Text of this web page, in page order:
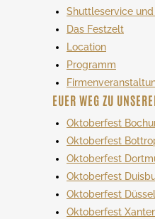
Shuttleservice
Das Festzelt
Location
Programm
EUER WEG ZU
Oktoberfest
Oktoberfest
Oktoberfest
Oktoberfest
Oktoberfest
Oktoberfest